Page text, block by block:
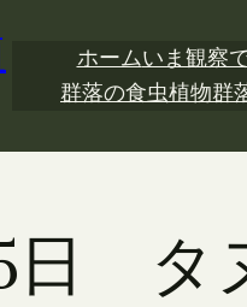
ホームいま観察
群落の食虫植物群
日 タ